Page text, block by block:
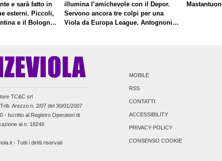
e sarà fatto in
esterni. Piccoli,
e il Bologna:
illumina l’amichevole con il Depor.
Servono ancora tre colpi per una
Viola da Europa League. Antognoni,
TC&C srl
Arezzo n. 2/07 del 30/01/2007
- Iscritto al Registro Operatori di
al n. 18246
- Tutti i diritti riservati
MOBILE
RSS
CONTATTI
ACCESSIBILITY
PRIVACY POLICY
CONSENSO COOKIE